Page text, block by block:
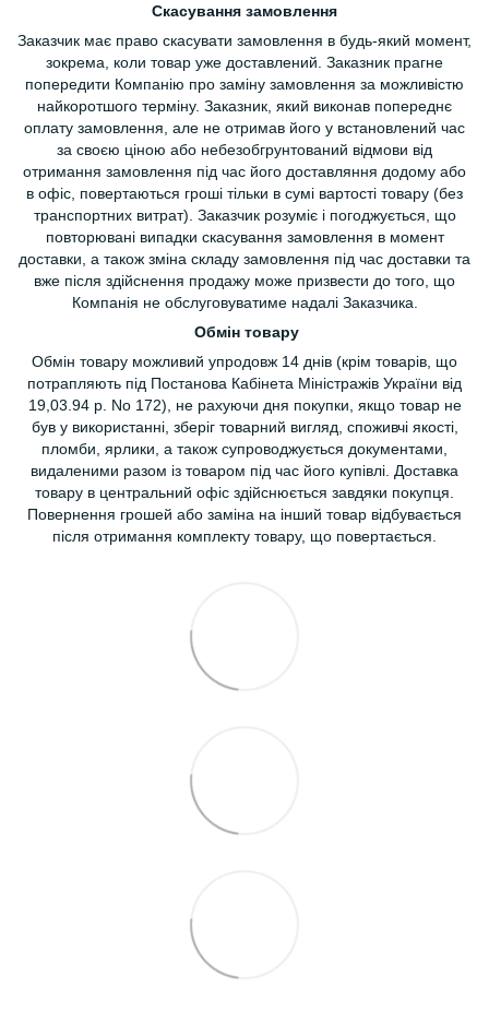
Скасування замовлення
Заказчик має право скасувати замовлення в будь-який момент,
зокрема, коли товар уже доставлений. Заказник прагне
попередити Компанію про заміну замовлення за можливістю
найкоротшого терміну. Заказник, який виконав попереднє
оплату замовлення, але не отримав його у встановлений час
за своєю ціною або небезобгрунтований відмови від
отримання замовлення під час його доставляння додому або
в офіс, повертаються гроші тільки в сумі вартості товару (без
транспортних витрат). Заказчик розуміє і погоджується, що
повторювані випадки скасування замовлення в момент
доставки, а також зміна складу замовлення під час доставки та
вже після здійснення продажу може призвести до того, що
Компанія не обслуговуватиме надалі Заказчика.
Обмін товару
Обмін товару можливий упродовж 14 днів (крім товарів, що
потрапляють під Постанова Кабінета Міністражів України від
19,03.94 р. No 172), не рахуючи дня покупки, якщо товар не
був у використанні, зберіг товарний вигляд, споживчі якості,
пломби, ярлики, а також супроводжується документами,
видаленими разом із товаром під час його купівлі. Доставка
товару в центральний офіс здійснюється завдяки покупця.
Повернення грошей або заміна на інший товар відбувається
після отримання комплекту товару, що повертається.